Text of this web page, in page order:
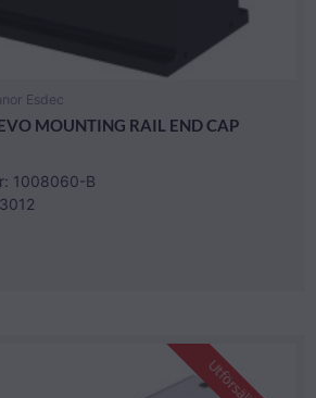
Esdec
MOUNTING RAIL END CAP
1008060-B